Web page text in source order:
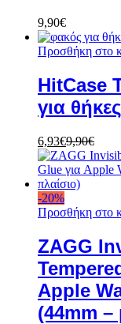
9,90€
Προσθήκη στο
HitCase
για
6,93€9,90€
-20%
Προσθήκη στο
ZAGG
Apple
(44mm –